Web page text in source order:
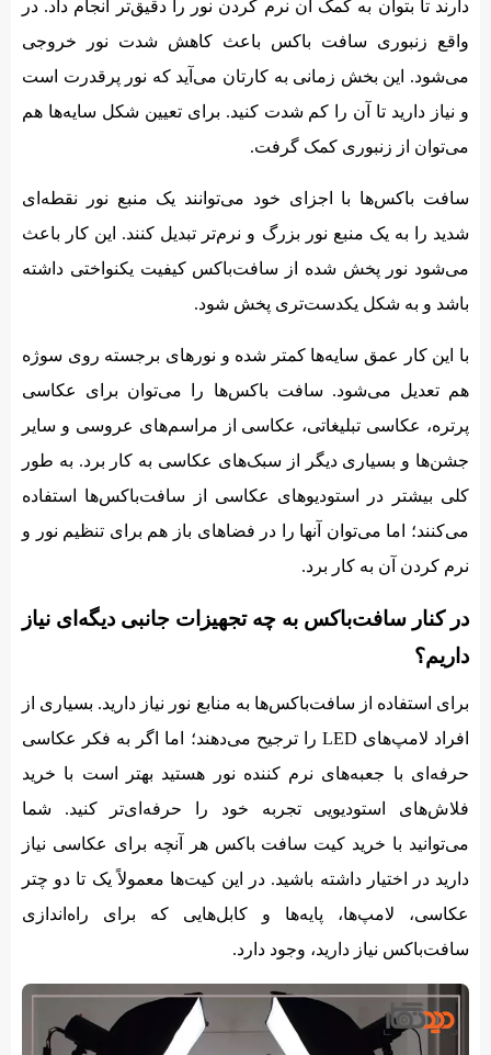
دارند تا بتوان به کمک آن نرم کردن نور را دقیق‌تر انجام داد. در
واقع زنبوری سافت باکس باعث کاهش شدت نور خروجی
می‌شود. این بخش زمانی به کارتان می‌آید که نور پرقدرت است
و نیاز دارید تا آن را کم شدت کنید. برای تعیین شکل سایه‌ها هم
می‌توان از زنبوری کمک گرفت.
سافت باکس‌ها با اجزای خود می‌توانند یک منبع نور نقطه‌‌ای
شدید را به یک منبع نور بزرگ و نرم‌تر تبدیل کنند. این کار باعث
می‌شود نور پخش شده از سافت‌باکس کیفیت یکنواختی داشته
باشد و به شکل یکدست‌تری پخش شود.
با این کار عمق سایه‌ها کمتر شده و نورهای برجسته روی سوژه
هم تعدیل می‌شود. سافت باکس‌ها را می‌توان برای عکاسی
پرتره، عکاسی تبلیغاتی، عکاسی از مراسم‌های عروسی و سایر
جشن‌ها و بسیاری دیگر از سبک‌های عکاسی به کار برد. به طور
کلی بیشتر در استودیوهای عکاسی از سافت‌باکس‌ها استفاده
می‌کنند؛ اما می‌توان آنها را در فضاهای باز هم برای تنظیم نور و
نرم کردن آن به کار برد.
در کنار سافت‌باکس به چه تجهیزات جانبی دیگه‌‌ای نیاز
داریم؟
برای استفاده از سافت‌باکس‌ها به منابع نور نیاز دارید. بسیاری از
افراد لامپ‌های LED را ترجیح می‌دهند؛ اما اگر به فکر عکاسی
حرفه‌‌ای با جعبه‌های نرم کننده نور هستید بهتر است با خرید
فلاش‌های استودیویی تجربه خود را حرفه‌‌ای‌تر کنید. شما
می‌توانید با خرید کیت سافت باکس هر آنچه برای عکاسی نیاز
دارید در اختیار داشته باشید. در این کیت‌ها معمولاً یک تا دو چتر
عکاسی، لامپ‌ها، پایه‌ها و کابل‌هایی که برای راه‌اندازی
سافت‎‌باکس نیاز دارید، وجود دارد.